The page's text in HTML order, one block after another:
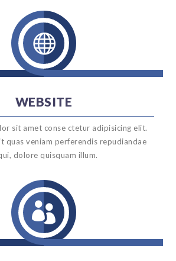

WEBSITE
sit amet conse ctetur adipisicing elit.
quas veniam perferendis repudiandae
dolore quisquam illum.
